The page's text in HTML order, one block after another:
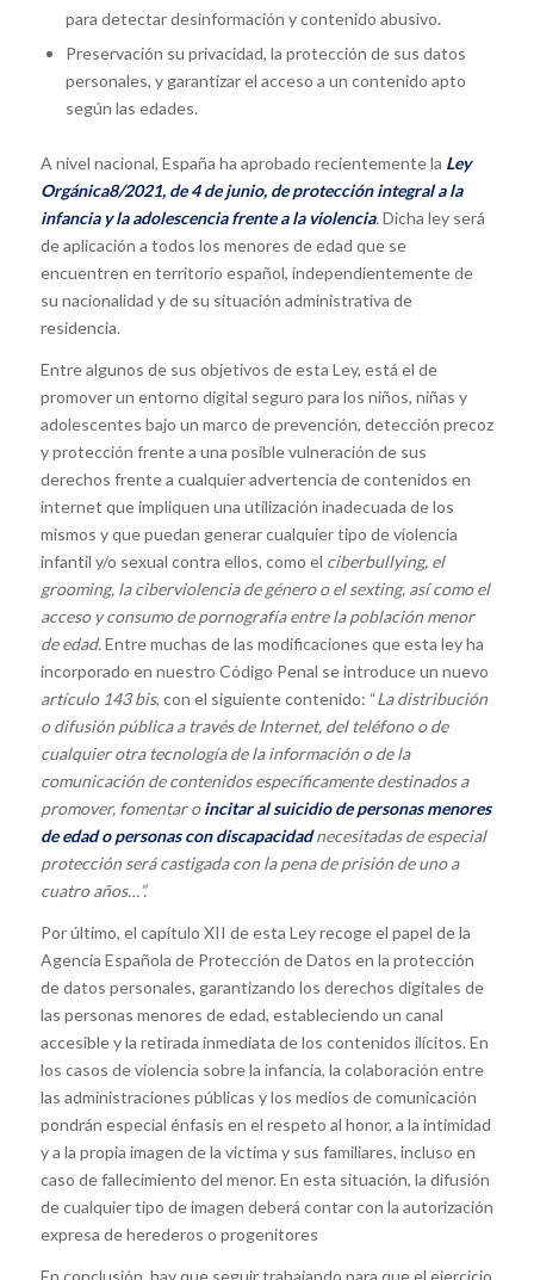
para detectar desinformación y contenido abusivo.
Preservación su privacidad, la protección de sus datos
personales, y garantizar el acceso a un contenido apto
según las edades.
A nivel nacional, España ha aprobado recientemente la Ley
Orgánica8/2021, de 4 de junio, de protección integral a la
infancia y la adolescencia frente a la violencia.Dicha ley será
de aplicación a todos los menores de edad que se
encuentren en territorio español, independientemente de
su nacionalidad y de su situación administrativa de
residencia.
Entre algunos de sus objetivos de esta Ley, está el de
promover un entorno digital seguro para los niños, niñas y
adolescentes bajo un marco de prevención, detección precoz
y protección frente a una posible vulneración de sus
derechos frente a cualquier advertencia de contenidos en
internet que impliquen una utilización inadecuada de los
mismos y que puedan generar cualquier tipo de violencia
infantil y/o sexual contra ellos, como el ciberbullying, el
grooming, la ciberviolencia de género o el sexting, así como el
acceso y consumo de pornografía entre la población menor
de edad.Entre muchas de las modificaciones que esta ley ha
incorporado en nuestro Código Penal se introduce un nuevo
artículo 143 bis, con el siguiente contenido: “La distribución
o difusión pública a través de Internet, del teléfono o de
cualquier otra tecnología de la información o de la
comunicación de contenidos específicamente destinados a
promover, fomentar oincitar al suicidio de personas menores
de edad o personas con discapacidadnecesitadas de especial
protección será castigada con la pena de prisión de uno a
cuatro años…”.
Por último, el capítulo XII de esta Ley recoge el papel de la
Agencia Española de Protección de Datos en la protección
de datos personales, garantizando los derechos digitales de
las personas menores de edad, estableciendo un canal
accesible y la retirada inmediata de los contenidos ilícitos. En
los casos de violencia sobre la infancia, la colaboración entre
las administraciones públicas y los medios de comunicación
pondrán especial énfasis en el respeto al honor, a la intimidad
y a la propia imagen de la víctima y sus familiares, incluso en
caso de fallecimiento del menor. En esta situación, la difusión
de cualquier tipo de imagen deberá contar con la autorización
expresa de herederos o progenitores
En conclusión, hay que seguir trabajando para que el ejercicio